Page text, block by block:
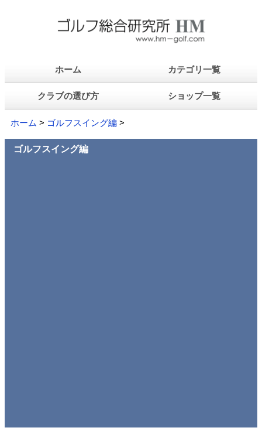
ホーム カテゴリ一覧
クラブの選び方 ショップ一覧
ホーム > ゴルフスイング編 >
ゴルフスイング編